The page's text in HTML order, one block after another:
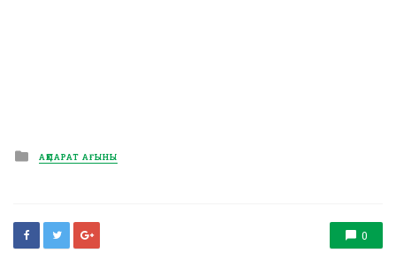
Posted
in
АҚПАРАТ АҒЫНЫ
0